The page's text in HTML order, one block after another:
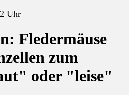
Uhr
Fledermäuse
zum
oder "leise"